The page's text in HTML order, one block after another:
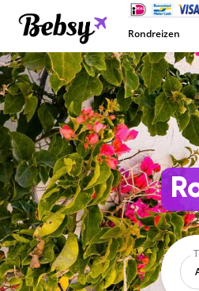
Rondreizen